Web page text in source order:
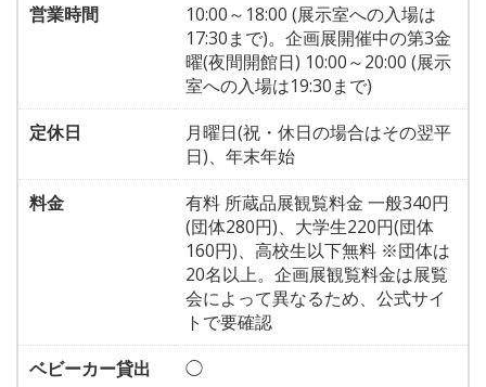
営業時間
10:00～18:00 (展示室への入場は
17:30まで)。企画展開催中の第3金
曜(夜間開館日) 10:00～20:00 (展示
室への入場は19:30まで)
定休日
月曜日(祝・休日の場合はその翌平
日)、年末年始
料金
有料 所蔵品展観覧料金 一般340円
(団体280円)、大学生220円(団体
160円)、高校生以下無料 ※団体は
20名以上。企画展観覧料金は展覧
会によって異なるため、公式サイ
トで要確認
ベビーカー貸出
◯